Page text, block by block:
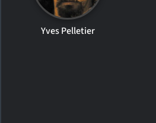
Yves Pelletier